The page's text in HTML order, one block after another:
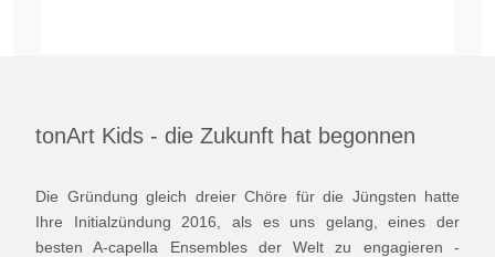
tonArt Kids - die Zukunft hat begonnen
Die Gründung gleich dreier Chöre für die Jüngsten hatte
Ihre Initialzündung 2016, als es uns gelang, eines der
besten A-capella Ensembles der Welt zu engagieren -